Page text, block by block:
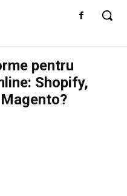
pentru
Shopify,